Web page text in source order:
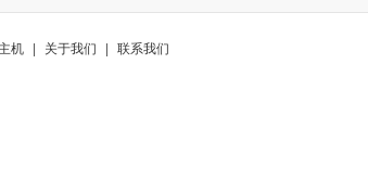
机 | 关于我们 | 联系我们